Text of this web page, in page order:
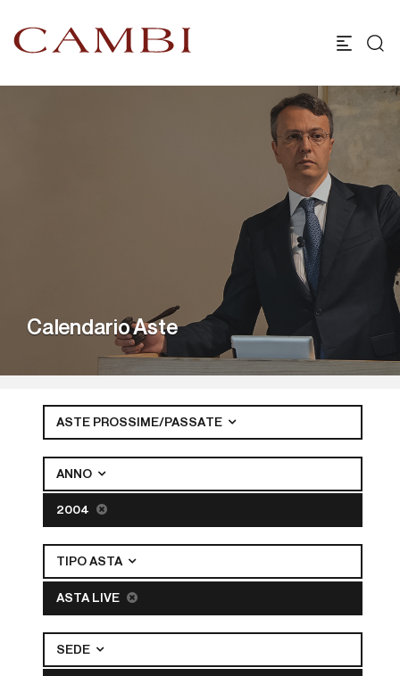
Calendario Aste
ASTE PROSSIME/PASSATE
ANNO
2004
TIPO ASTA
ASTA LIVE
SEDE